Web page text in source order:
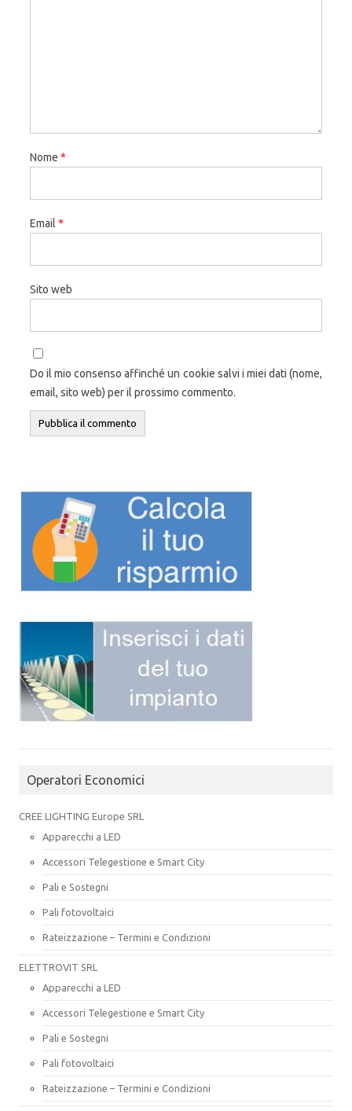
Nome *
Email *
Sito web
Do il mio consenso affinché un cookie salvi i miei dati (nome,
email, sito web) per il prossimo commento.
Operatori Economici
CREE LIGHTING Europe SRL
Apparecchi a LED
Accessori Telegestione e Smart City
Pali e Sostegni
Pali fotovoltaici
Rateizzazione – Termini e Condizioni
ELETTROVIT SRL
Apparecchi a LED
Accessori Telegestione e Smart City
Pali e Sostegni
Pali fotovoltaici
Rateizzazione – Termini e Condizioni